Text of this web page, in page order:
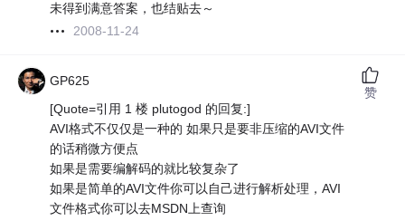
未得到满意答案，也结贴去～
2008-11-24
GP625
[Quote=引用 1 楼 plutogod 的回复:]
AVI格式不仅仅是一种的 如果只是要非压缩的AVI文件
的话稍微方便点
如果是需要编解码的就比较复杂了
如果是简单的AVI文件你可以自己进行解析处理，AVI
文件格式你可以去MSDN上查询
赞